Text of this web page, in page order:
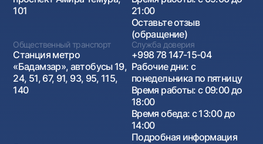
101
21:00
Оставьте отзыв
(обращение)
Общественный транспорт
Станция метро
«Бадамзар», автобусы 19,
24, 51, 67, 91, 93, 95, 115,
140
Служба доверия
+998 78 147-15-04
Рабочие дни: с
понедельника по пятницу
Время работы: с 09:00 до
18:00
Время обеда: с 13:00 до
14:00
Подробная информация